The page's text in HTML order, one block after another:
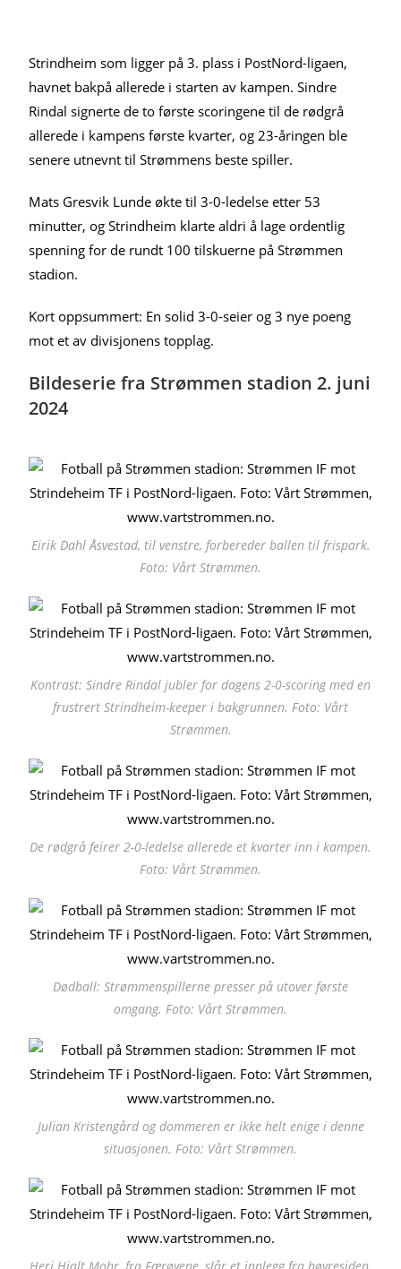
Strindheim som ligger på 3. plass i PostNord-ligaen,
havnet bakpå allerede i starten av kampen. Sindre
Rindal signerte de to første scoringene til de rødgrå
allerede i kampens første kvarter, og 23-åringen ble
senere utnevnt til Strømmens beste spiller.
Mats Gresvik Lunde økte til 3-0-ledelse etter 53
minutter, og Strindheim klarte aldri å lage ordentlig
spenning for de rundt 100 tilskuerne på Strømmen
stadion.
Kort oppsummert: En solid 3-0-seier og 3 nye poeng
mot et av divisjonens topplag.
Bildeserie fra Strømmen stadion 2. juni
2024
Eirik Dahl Åsvestad, til venstre, forbereder ballen til frispark.
Foto: Vårt Strømmen.
Kontrast: Sindre Rindal jubler for dagens 2-0-scoring med en
frustrert Strindheim-keeper i bakgrunnen. Foto: Vårt
Strømmen.
De rødgrå feirer 2-0-ledelse allerede et kvarter inn i kampen.
Foto: Vårt Strømmen.
Dødball: Strømmenspillerne presser på utover første
omgang. Foto: Vårt Strømmen.
Julian Kristengård og dommeren er ikke helt enige i denne
situasjonen. Foto: Vårt Strømmen.
Heri Hjalt Mohr, fra Færøyene, slår et innlegg fra høyresiden.